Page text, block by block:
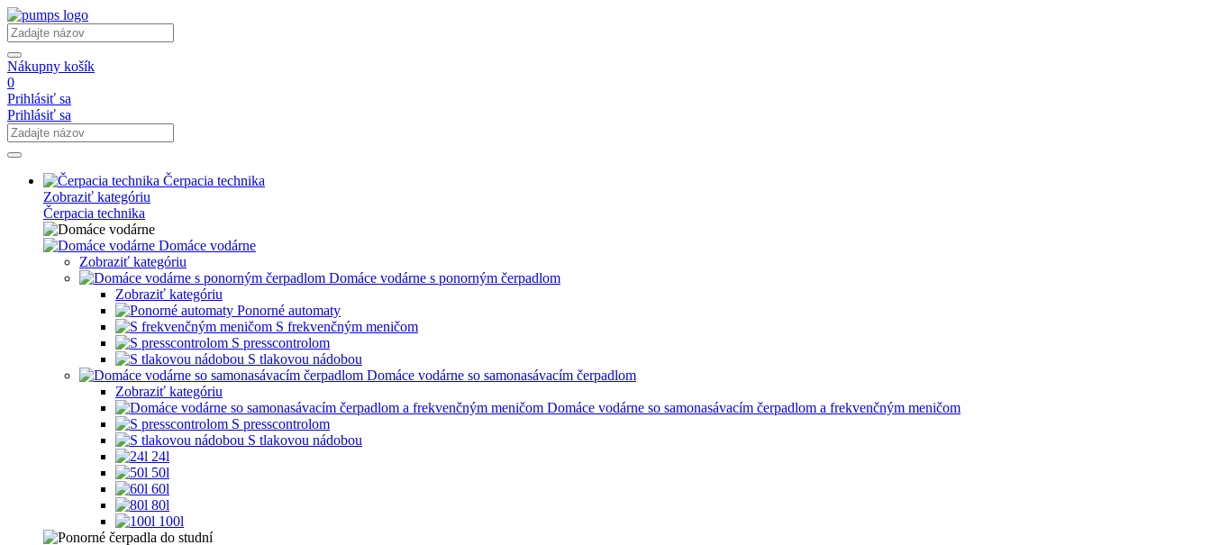
Nákupny košík
0
Prihlásiť sa
Prihlásiť sa
Čerpacia technika
Zobraziť kategóriu
Čerpacia technika
Domáce vodárne
Zobraziť kategóriu
Domáce vodárne s ponorným čerpadlom
Zobraziť kategóriu
Ponorné automaty
S frekvenčným meničom
S presscontrolom
S tlakovou nádobou
Domáce vodárne so samonasávacím čerpadlom
Zobraziť kategóriu
Domáce vodárne so samonasávacím čerpadlom a frekvenčným meničom
S presscontrolom
S tlakovou nádobou
24l
50l
60l
80l
100l